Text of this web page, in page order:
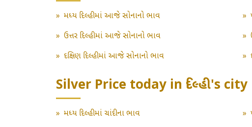
» મધ્ય દિલ્હીમાં આજે સોનાનો ભાવ »
» ઉત્તર દિલ્હીમાં આજે સોનાનો ભાવ »
» દક્ષિણ દિલ્હીમાં આજે સોનાનો ભાવ »
Silver Price today in દિલ્હી's city
» મધ્ય દિલ્હીમાં ચાંદીના ભાવ »